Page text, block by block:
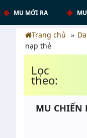
MU MỚI RA
Trang chủ
nạp thẻ
Lọc
theo:
MU CHIẾN